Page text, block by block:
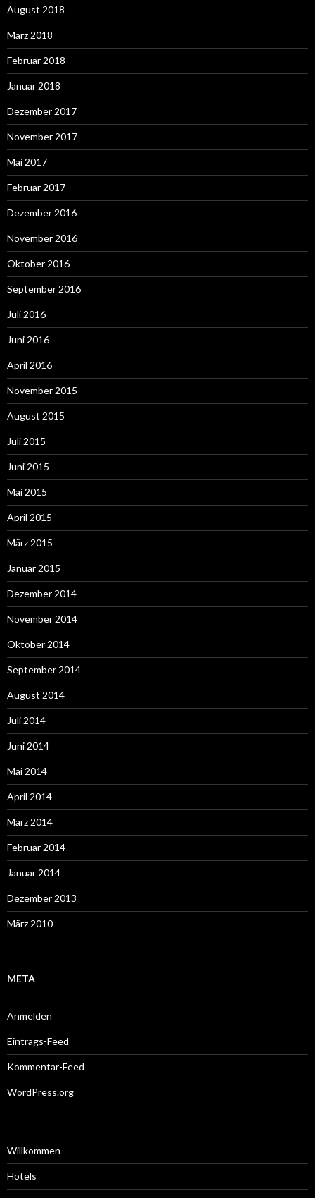
August 2018
März 2018
Februar 2018
Januar 2018
Dezember 2017
November 2017
Mai 2017
Februar 2017
Dezember 2016
November 2016
Oktober 2016
September 2016
Juli 2016
Juni 2016
April 2016
November 2015
August 2015
Juli 2015
Juni 2015
Mai 2015
April 2015
März 2015
Januar 2015
Dezember 2014
November 2014
Oktober 2014
September 2014
August 2014
Juli 2014
Juni 2014
Mai 2014
April 2014
März 2014
Februar 2014
Januar 2014
Dezember 2013
März 2010
META
Anmelden
Eintrags-Feed
Kommentar-Feed
WordPress.org
Willkommen
Hotels